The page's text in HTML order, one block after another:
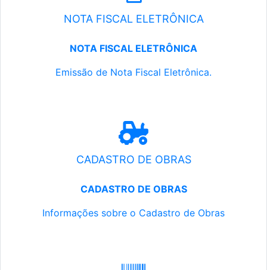
NOTA FISCAL ELETRÔNICA
NOTA FISCAL ELETRÔNICA
Emissão de Nota Fiscal Eletrônica.
CADASTRO DE OBRAS
CADASTRO DE OBRAS
Informações sobre o Cadastro de Obras